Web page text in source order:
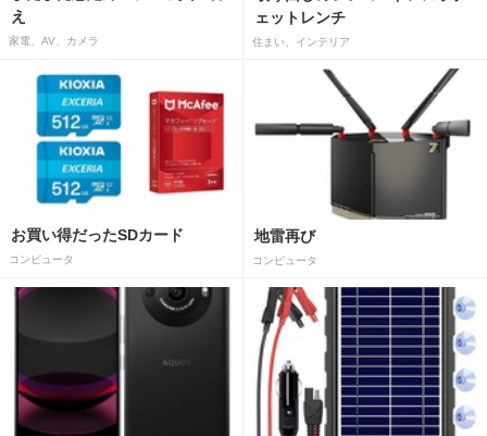
え
家電、AV、カメラ
ェットレンチ
住まい、インテリア
お買い得だったSDカード
コンピュータ
地雷再び
コンピュータ